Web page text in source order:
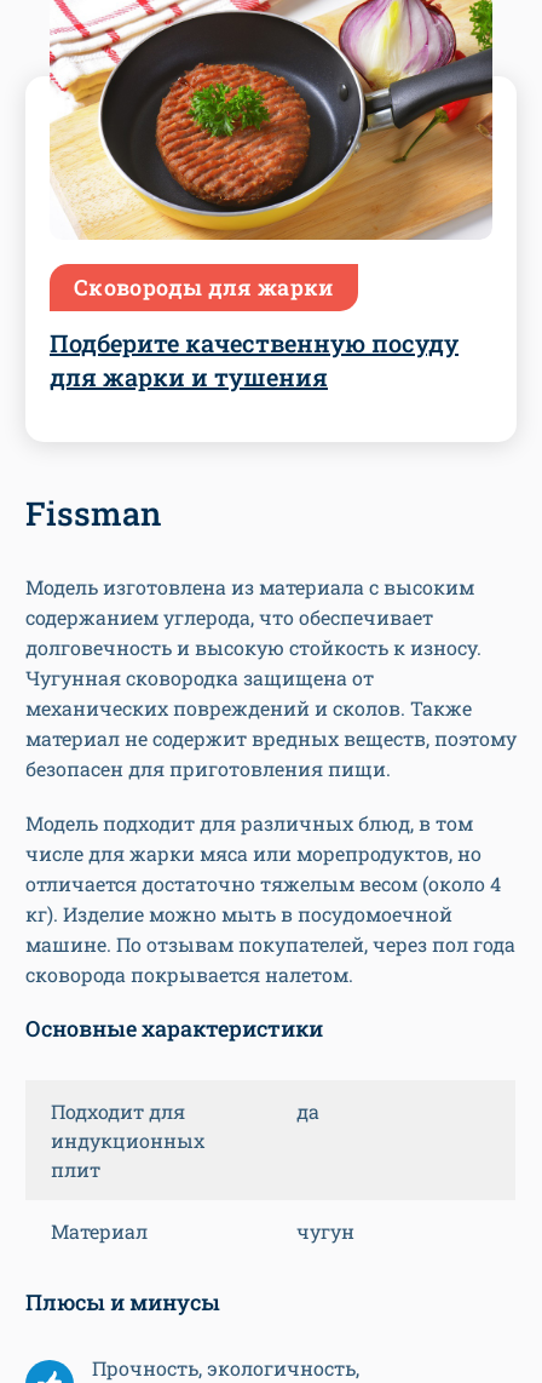
Сковороды для жарки
Подберите качественную посуду
для жарки и тушения
Fissman
Модель изготовлена из материала с высоким
содержанием углерода, что обеспечивает
долговечность и высокую стойкость к износу.
Чугунная сковородка защищена от
механических повреждений и сколов. Также
материал не содержит вредных веществ, поэтому
безопасен для приготовления пищи.
Модель подходит для различных блюд, в том
числе для жарки мяса или морепродуктов, но
отличается достаточно тяжелым весом (около 4
кг). Изделие можно мыть в посудомоечной
машине. По отзывам покупателей, через пол года
сковорода покрывается налетом.
Основные характеристики
Подходит для
индукционных
плит
да
Материал чугун
Плюсы и минусы
Прочность, экологичность,